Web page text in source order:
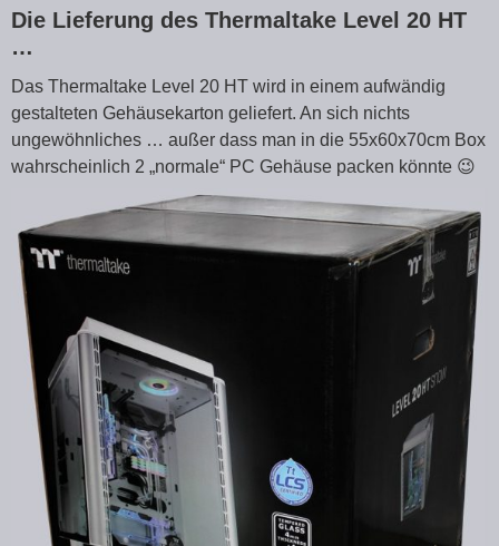
Die Lieferung des Thermaltake Level 20 HT
…
Das Thermaltake Level 20 HT wird in einem aufwändig
gestalteten Gehäusekarton geliefert. An sich nichts
ungewöhnliches … außer dass man in die 55x60x70cm Box
wahrscheinlich 2 „normale“ PC Gehäuse packen könnte 😉